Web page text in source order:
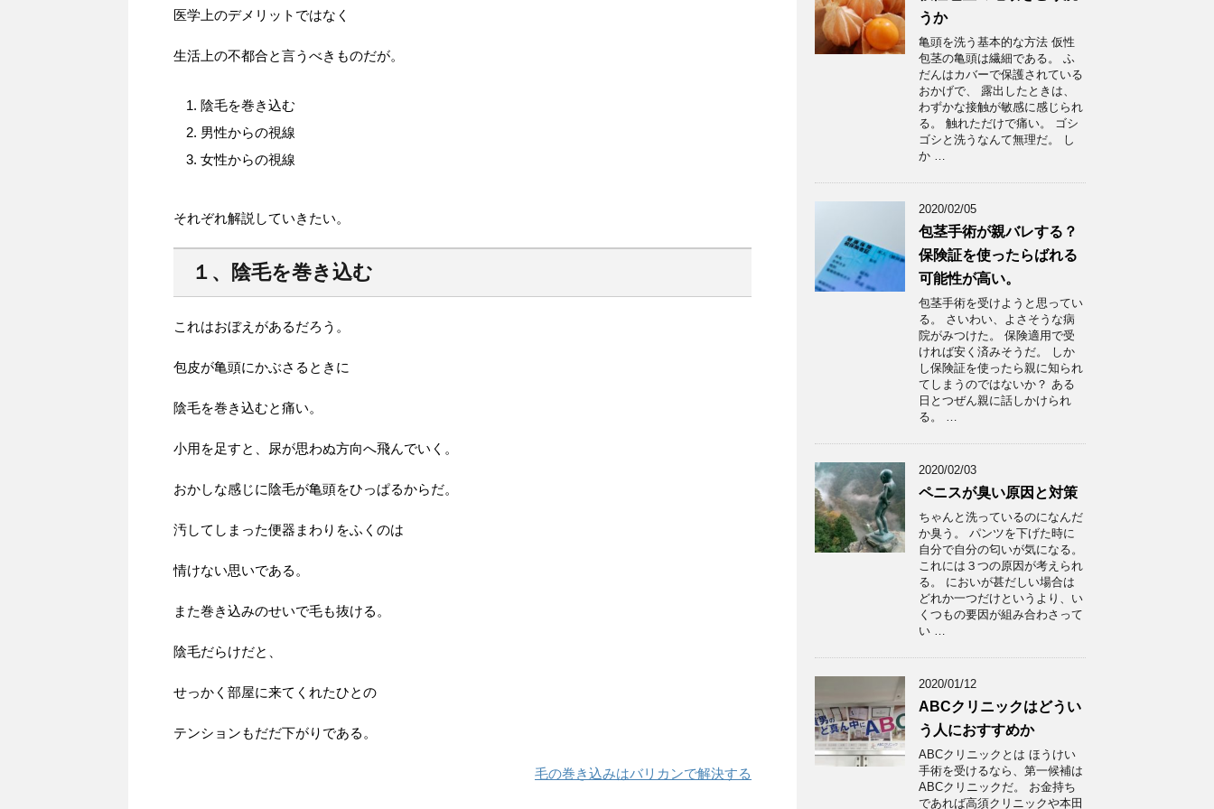
医学上のデメリットではなく
生活上の不都合と言うべきものだが。
陰毛を巻き込む
男性からの視線
女性からの視線
それぞれ解説していきたい。
１、陰毛を巻き込む
これはおぼえがあるだろう。
包皮が亀頭にかぶさるときに
陰毛を巻き込むと痛い。
小用を足すと、尿が思わぬ方向へ飛んでいく。
おかしな感じに陰毛が亀頭をひっぱるからだ。
汚してしまった便器まわりをふくのは
情けない思いである。
また巻き込みのせいで毛も抜ける。
陰毛だらけだと、
せっかく部屋に来てくれたひとの
テンションもだだ下がりである。
毛の巻き込みはバリカンで解決する
うか
亀頭を洗う基本的な方法 仮性
包茎の亀頭は繊細である。 ふ
だんはカバーで保護されている
おかげで、 露出したときは、
わずかな接触が敏感に感じられ
る。 触れただけで痛い。 ゴシ
ゴシと洗うなんて無理だ。 し
か …
2020/02/05
包茎手術が親バレする？
保険証を使ったらばれる
可能性が高い。
包茎手術を受けようと思ってい
る。 さいわい、よさそうな病
院がみつけた。 保険適用で受
ければ安く済みそうだ。 しか
し保険証を使ったら親に知られ
てしまうのではないか？ ある
日とつぜん親に話しかけられ
る。 …
2020/02/03
ペニスが臭い原因と対策
ちゃんと洗っているのになんだ
か臭う。 パンツを下げた時に
自分で自分の匂いが気になる。
これには３つの原因が考えられ
る。 においが甚だしい場合は
どれか一つだけというより、い
くつもの要因が組み合わさって
い …
2020/01/12
ABCクリニックはどうい
う人におすすめか
ABCクリニックとは ほうけい
手術を受けるなら、第一候補は
ABCクリニックだ。 お金持ち
であれば高須クリニックや本田